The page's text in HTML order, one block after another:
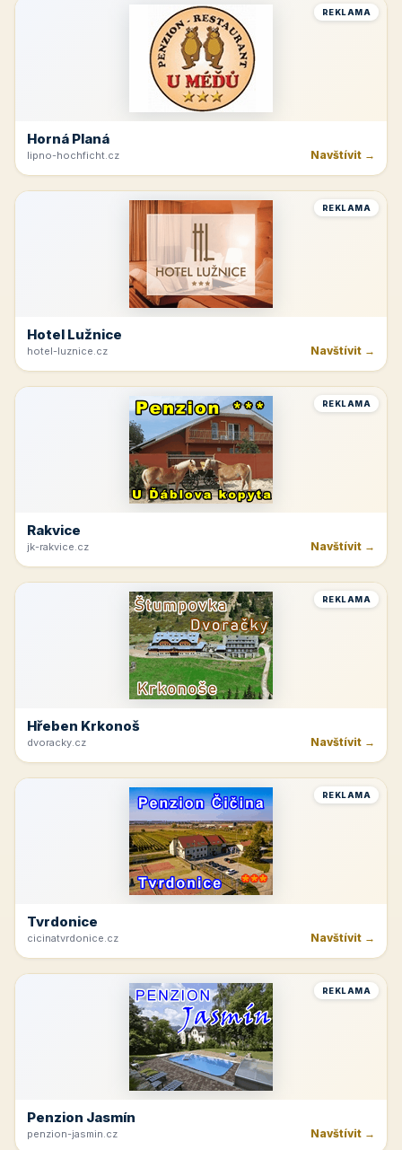
REKLAMA
Horná Planá
lipno-hochficht.cz Navštívit →
REKLAMA
Hotel Lužnice
hotel-luznice.cz Navštívit →
REKLAMA
Rakvice
jk-rakvice.cz Navštívit →
REKLAMA
Hřeben Krkonoš
dvoracky.cz Navštívit →
REKLAMA
Tvrdonice
cicinatvrdonice.cz Navštívit →
REKLAMA
Penzion Jasmín
penzion-jasmin.cz Navštívit →